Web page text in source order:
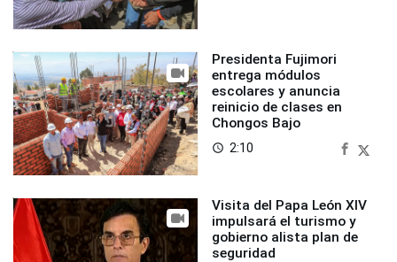
Presidenta Fujimori
entrega módulos
escolares y anuncia
reinicio de clases en
Chongos Bajo
access_time 2:10
Visita del Papa León XIV
impulsará el turismo y
gobierno alista plan de
seguridad